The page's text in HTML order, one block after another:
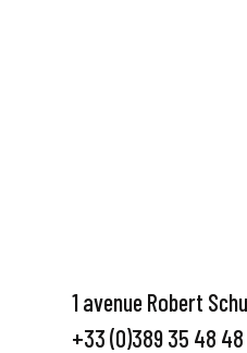
1 avenue Robert
+33 (0)389 35 48 48